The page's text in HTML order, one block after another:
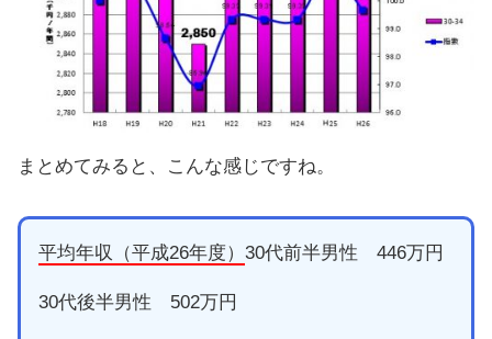
まとめてみると、こんな感じですね。
平均年収（平成26年度） 30代前半男性 446万円
30代後半男性 502万円